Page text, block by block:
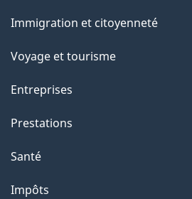
sujets
Immigration et citoyenneté
Voyage et tourisme
Entreprises
Prestations
Santé
Impôts